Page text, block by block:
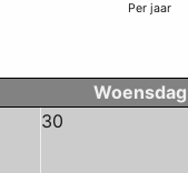
Per jaar
Woensdag
30